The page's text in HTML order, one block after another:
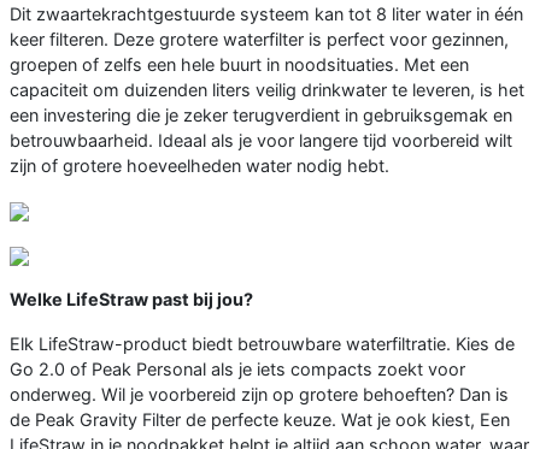
Dit zwaartekrachtgestuurde systeem kan tot 8 liter water in één
keer filteren. Deze grotere waterfilter is perfect voor gezinnen,
groepen of zelfs een hele buurt in noodsituaties. Met een
capaciteit om duizenden liters veilig drinkwater te leveren, is het
een investering die je zeker terugverdient in gebruiksgemak en
betrouwbaarheid. Ideaal als je voor langere tijd voorbereid wilt
zijn of grotere hoeveelheden water nodig hebt.
Welke LifeStraw past bij jou?
Elk LifeStraw-product biedt betrouwbare waterfiltratie. Kies de
Go 2.0 of Peak Personal als je iets compacts zoekt voor
onderweg. Wil je voorbereid zijn op grotere behoeften? Dan is
de Peak Gravity Filter de perfecte keuze. Wat je ook kiest, Een
LifeStraw in je noodpakket helpt je altijd aan schoon water, waar